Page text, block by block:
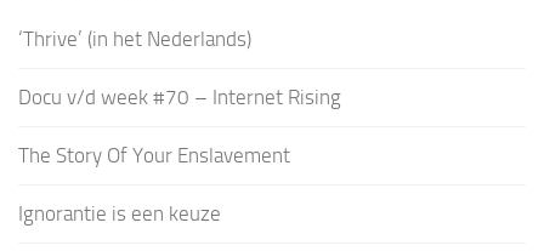
‘Thrive’ (in het Nederlands)
Docu v/d week #70 – Internet Rising
The Story Of Your Enslavement
Ignorantie is een keuze